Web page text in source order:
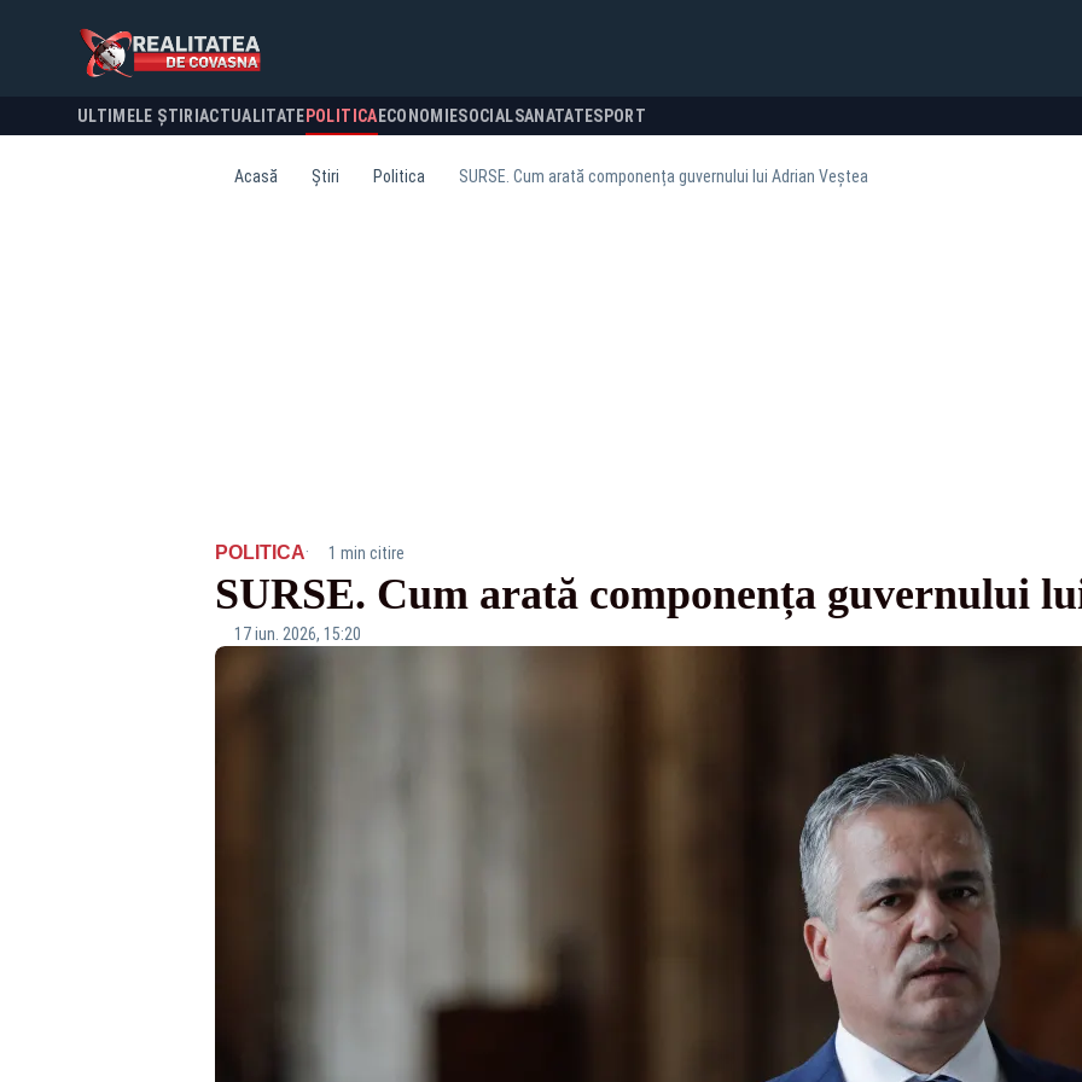
ULTIMELE ȘTIRI ACTUALITATE POLITICA ECONOMIESOCIALSANATATESPORT
Acasă Știri Politica SURSE. Cum arată componența guvernului lui Adrian Veștea
POLITICA· 1 min citire
SURSE. Cum arată componența guvernului
17 iun. 2026, 15:20